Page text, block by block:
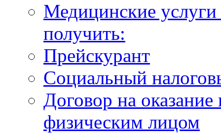
Медицинские
получить:
Прейскурант
Социальный
Договор на
физическим лицом